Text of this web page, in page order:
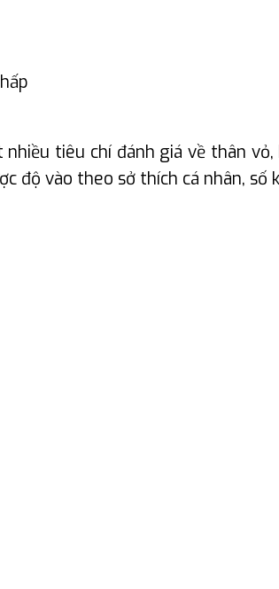
tiêu chí đánh giá về thân
độ vào theo sở thích cá nhân, số